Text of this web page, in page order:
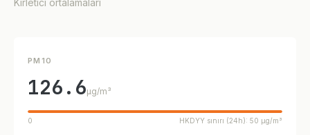
Kirletici ortalamaları
PM10
126.6µg/m³
0 HKDYY sınırı (24h): 50 µg/m³